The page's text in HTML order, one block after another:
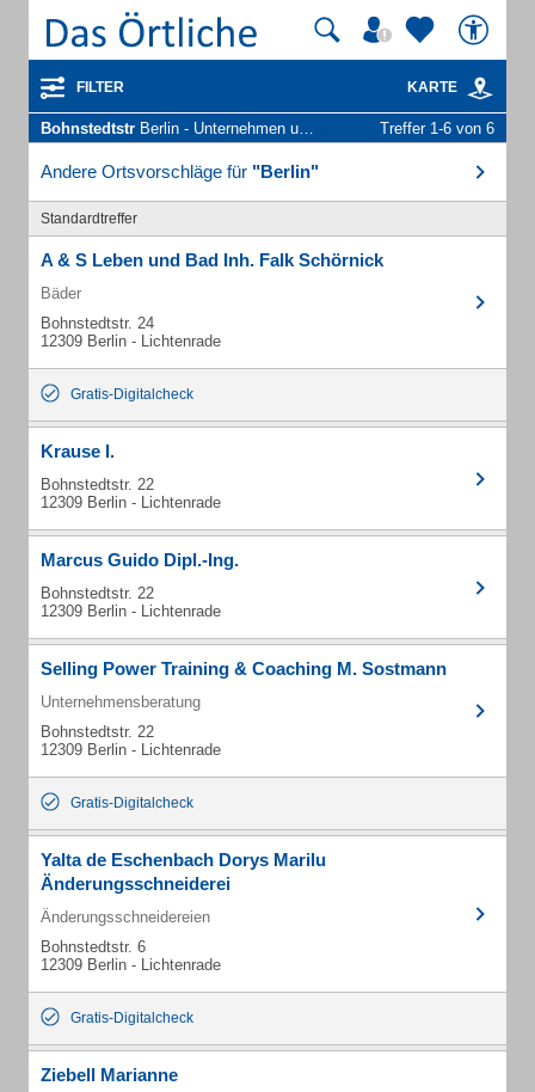
FILTER KARTE
Bohnstedtstr Berlin - Unternehmen und Personen Treffer 1-6 von 6
Andere Ortsvorschläge für "Berlin"
Standardtreffer
A & S Leben und Bad Inh. Falk Schörnick
Bäder
Bohnstedtstr. 24
12309 Berlin - Lichtenrade
Gratis-Digitalcheck
Krause I.
Bohnstedtstr. 22
12309 Berlin - Lichtenrade
Marcus Guido Dipl.-Ing.
Bohnstedtstr. 22
12309 Berlin - Lichtenrade
Selling Power Training & Coaching M. Sostmann
Unternehmensberatung
Bohnstedtstr. 22
12309 Berlin - Lichtenrade
Gratis-Digitalcheck
Yalta de Eschenbach Dorys Marilu
Änderungsschneiderei
Änderungsschneidereien
Bohnstedtstr. 6
12309 Berlin - Lichtenrade
Gratis-Digitalcheck
Ziebell Marianne